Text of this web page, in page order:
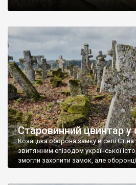
Старовинний цвинтар у
Козацька оборона замку в селі
звитяжним епізодом української
змогли захопити замок, але
поховали на цвинтарі, який тоді